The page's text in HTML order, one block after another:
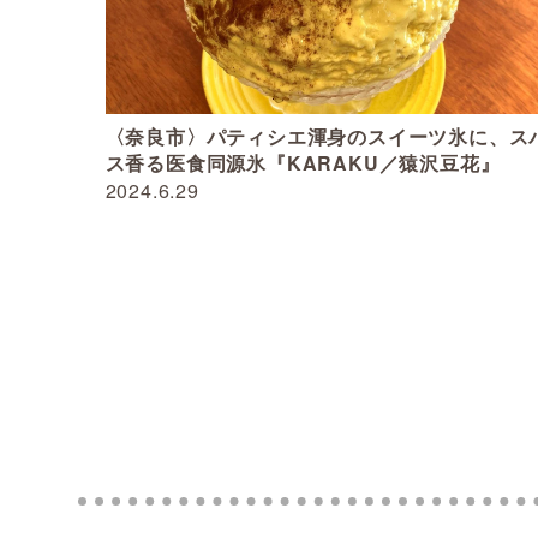
2024.6.29
〈奈良市〉パティシエ渾身のスイーツ氷に、ス
ス香る医食同源氷『KARAKU／猿沢豆花』